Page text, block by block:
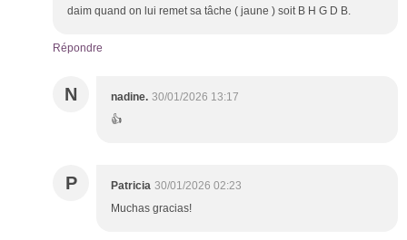
daim quand on lui remet sa tâche ( jaune ) soit B H G D B.
Répondre
N nadine. 30/01/2026 13:17
👍
P Patricia 30/01/2026 02:23
Muchas gracias!